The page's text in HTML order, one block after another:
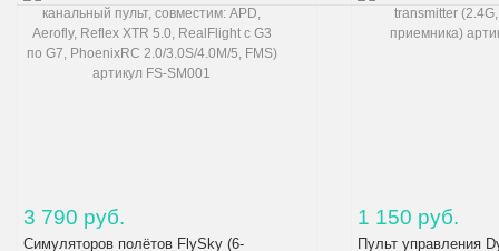
3 790 руб.
Симуляторов полётов FlySky (6-
1 150 руб.
Пульт управления